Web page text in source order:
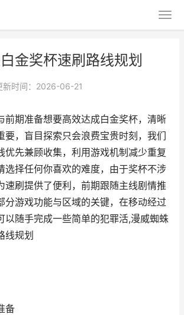
金奖杯速刷路线规划
新时间：2026-06-21
前期准备想要高效达成白金奖杯，清晰
要，盲目探索只会浪费宝贵时刻，我们
优先兼顾收集，利用游戏机制减少重复
选择任何你喜欢的难度，由于奖杯不涉
速刷提供了便利，前期跟随主线剧情推
分游戏功能与区域的关键，在移动经过
以随手完成一些简单的犯罪活,漫威蜘蛛
线规划
备